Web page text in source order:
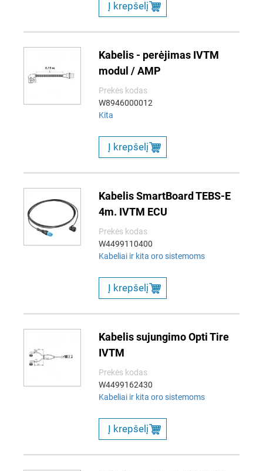
Į krepšelį
Kabelis - perėjimas IVTM
modul / AMP
Prekės kodas
W8946000012
Kita
Į krepšelį
Kabelis SmartBoard TEBS-E
4m. IVTM ECU
Prekės kodas
W4499110400
Kabeliai ir kita oro sistemoms
Į krepšelį
Kabelis sujungimo Opti Tire
IVTM
Prekės kodas
W4499162430
Kabeliai ir kita oro sistemoms
Į krepšelį